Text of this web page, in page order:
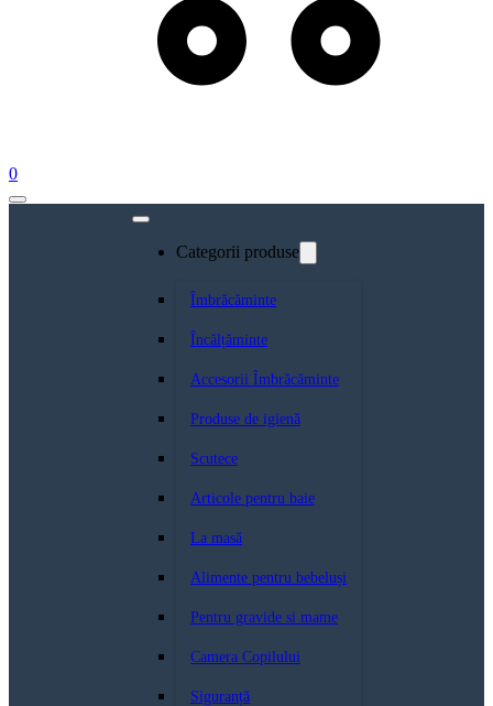
0
Categorii produse
Îmbrăcăminte
Încălțăminte
Accesorii Îmbrăcăminte
Produse de igienă
Scutece
Articole pentru baie
La masă
Alimente pentru bebeluși
Pentru gravide si mame
Camera Copilului
Siguranță